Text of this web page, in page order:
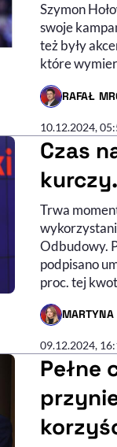
Szymon
swoje
też były
które
RAFAŁ
- AUTOR
10.12.2024,
Czas
Trwa
Odbudowy.
podpisano
proc. tej
MARTYNA
- AUTOR
09.12.2024,
Pełne